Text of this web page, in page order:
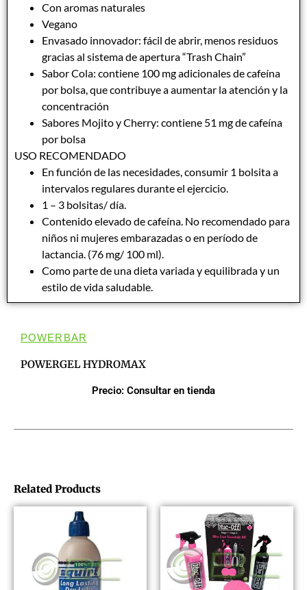
Con aromas naturales
Vegano
Envasado innovador: fácil de abrir, menos residuos
gracias al sistema de apertura “Trash Chain”
Sabor Cola: contiene 100 mg adicionales de cafeína
por bolsa, que contribuye a aumentar la atención y la
concentración
Sabores Mojito y Cherry: contiene 51 mg de cafeína
por bolsa
USO RECOMENDADO
En función de las necesidades, consumir 1 bolsita a
intervalos regulares durante el ejercicio.
1 – 3 bolsitas/ día.
Contenido elevado de cafeína. No recomendado para
niños ni mujeres embarazadas o en período de
lactancia. (76 mg/ 100 ml).
Como parte de una dieta variada y equilibrada y un
estilo de vida saludable.
POWERBAR
POWERGEL HYDROMAX
Precio: Consultar en tienda
Related Products